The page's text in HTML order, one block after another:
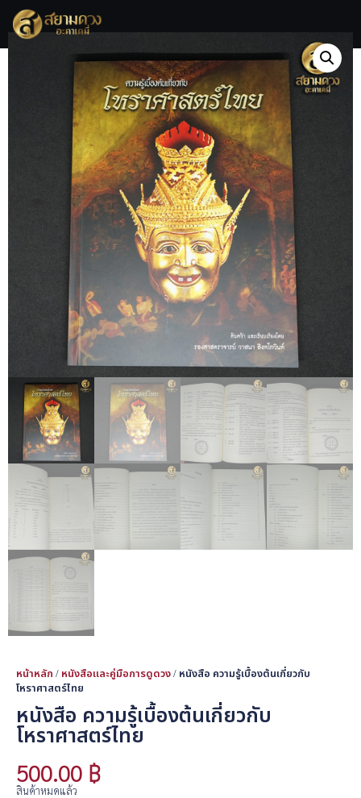
หน้าหลัก / หนังสือและคู่มือการดูดวง/ หนังสือ ความรู้เบื้องต้นเกี่ยวกับ
โหราศาสตร์ไทย
หนังสือ ความรู้เบื้องต้นเกี่ยวกับ
โหราศาสตร์ไทย
500.00 ฿
สินค้าหมดแล้ว